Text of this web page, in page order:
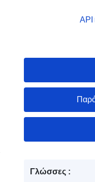
API
Γλώσσες :